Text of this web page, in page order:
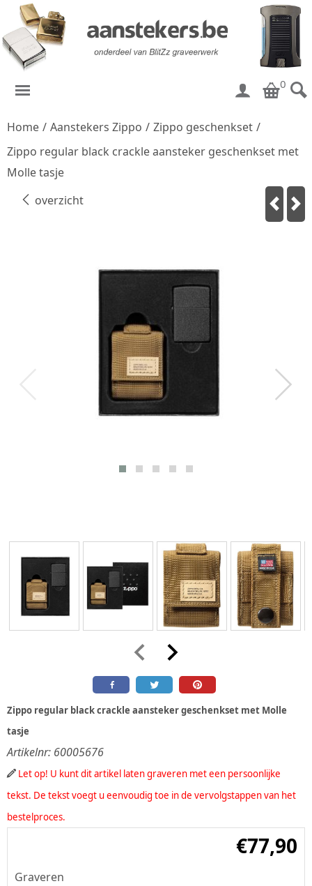
0
Home / Aanstekers Zippo / Zippo geschenkset /
Zippo regular black crackle aansteker geschenkset met
Molle tasje
overzicht
Zippo regular black crackle aansteker geschenkset met Molle
tasje
Artikelnr: 60005676
Let op! U kunt dit artikel laten graveren met een persoonlijke
tekst. De tekst voegt u eenvoudig toe in de vervolgstappen van het
bestelproces.
€77,90
Graveren